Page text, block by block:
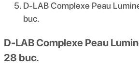
D-LAB Complexe Peau
buc.
D-LAB Complexe Peau
28 buc.